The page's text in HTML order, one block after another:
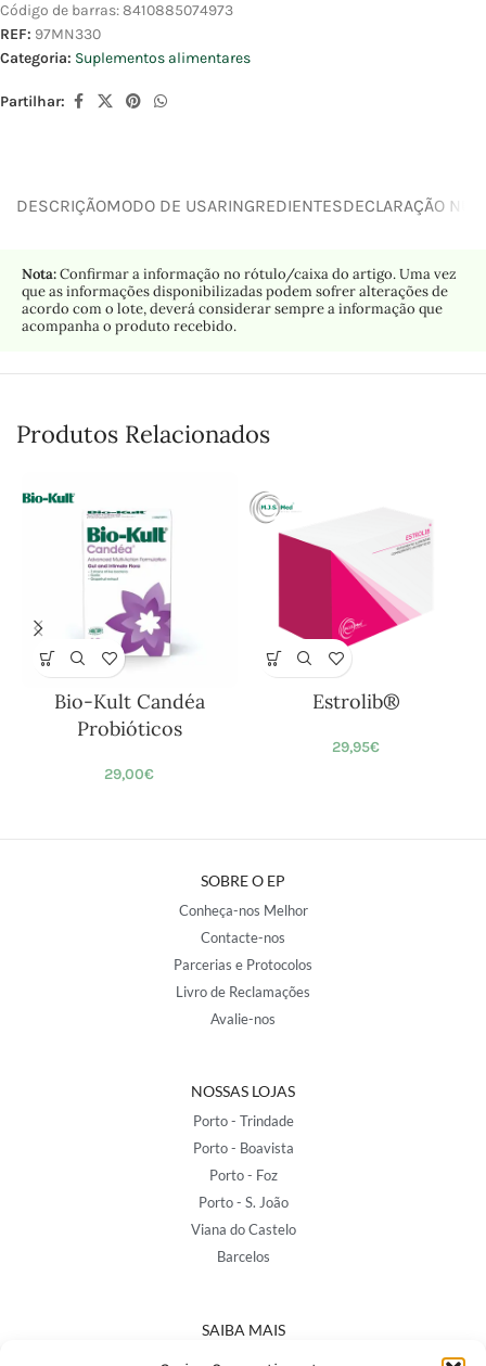
Código de barras:8410885074973
REF: 97MN330
Categoria: Suplementos alimentares
Partilhar:
DESCRIÇÃOMODO DE USARINGREDIENTESDECLARAÇÃO
Nota:Confirmar a informação no rótulo/caixa do artigo. Uma vez
que as informações disponibilizadas podem sofrer alterações de
acordo com o lote, deverá considerar sempre a informação que
acompanha o produto recebido.
Produtos Relacionados
Bio-Kult Candéa
Probióticos
29,00€
Estrolib®
29,95€
SOBRE O EP
Conheça-nos Melhor
Contacte-nos
Parcerias e Protocolos
Livro de Reclamações
Avalie-nos
NOSSAS LOJAS
Porto - Trindade
Porto - Boavista
Porto - Foz
Porto - S. João
Viana do Castelo
Barcelos
SAIBA MAIS
Política de Privacidade